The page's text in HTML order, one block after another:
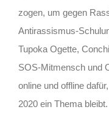
zogen, um gegen
Antirassismus-
Tupoka Ogette,
SOS-Mitmensch und
online und offline
2020 ein Thema